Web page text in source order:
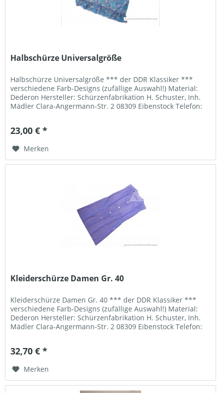
Halbschürze Universalgröße
Halbschürze Universalgröße *** der DDR Klassiker ***
verschiedene Farb-Designs (zufällige Auswahl!) Material:
Dederon Hersteller: Schürzenfabrikation H. Schuster, Inh.
Mädler Clara-Angermann-Str. 2 08309 Eibenstock Telefon:
23,00 € *
Merken
Kleiderschürze Damen Gr. 40
Kleiderschürze Damen Gr. 40 *** der DDR Klassiker ***
verschiedene Farb-Designs (zufällige Auswahl!) Material:
Dederon Hersteller: Schürzenfabrikation H. Schuster, Inh.
Mädler Clara-Angermann-Str. 2 08309 Eibenstock Telefon:
32,70 € *
Merken